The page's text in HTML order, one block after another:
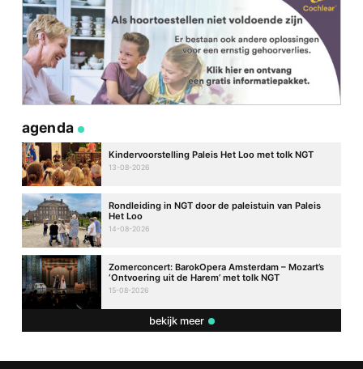
agenda
Kindervoorstelling Paleis Het Loo met tolk NGT
13-08-2026
Rondleiding in NGT door de paleistuin van Paleis
Het Loo
14-08-2026
Zomerconcert: BarokOpera Amsterdam – Mozart’s
‘Ontvoering uit de Harem’ met tolk NGT
15-08-2026
bekijk meer